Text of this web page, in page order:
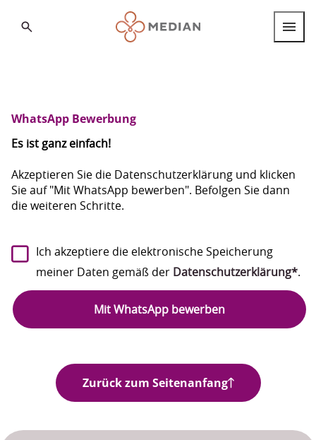
Search
Internationale Fachkräfte
Über MEDIAN
Deutsch
Deutsch
English
WhatsApp Bewerbung
Es ist ganz einfach!
Akzeptieren Sie die Datenschutzerklärung und klicken
Sie auf "Mit WhatsApp bewerben". Befolgen Sie dann
die weiteren Schritte.
Ich akzeptiere die elektronische Speicherung
meiner Daten gemäß der Datenschutzerklärung*.
Mit WhatsApp bewerben
Zurück zum Seitenanfang